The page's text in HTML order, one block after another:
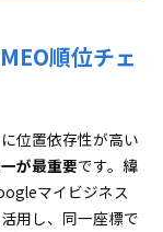
順位チェ
位置依存性が高い
が最重要です。緯
マイビジネス
用し、同一座標で